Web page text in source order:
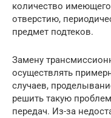
количество
отверстию,
предмет подтеков.
Замену
осуществлять
случаев,
решить такую
передач. Из-за